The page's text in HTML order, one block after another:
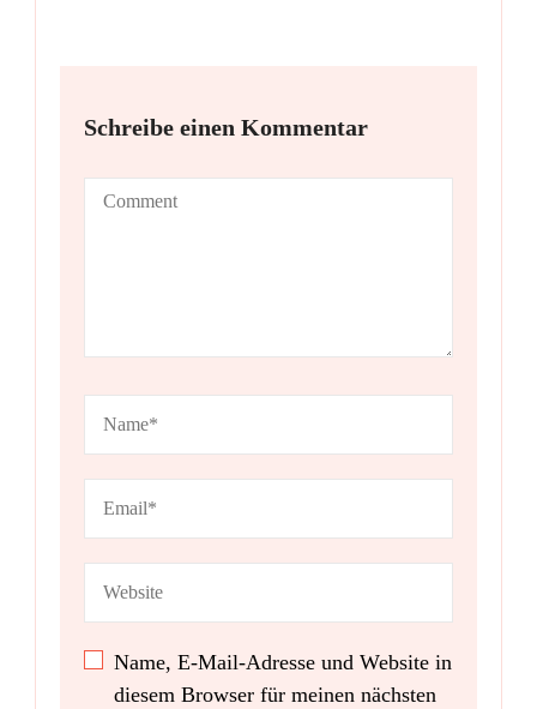
Schreibe einen Kommentar
Name, E-Mail-Adresse und Website in
diesem Browser für meinen nächsten